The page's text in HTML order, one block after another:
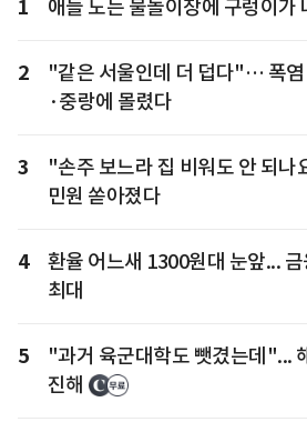
1 애들 노는 물놀이장에 구렁이가
2
"같은 서울인데 더 덥다"… 폭
·중랑에 몰렸다
3
"손주 보느라 집 비워도 안 되나
민원 쏟아졌다
4
환율 어느새 1300원대 눈앞...
최대
5
"과거 육군대학도 뺏겼는데"...
진해